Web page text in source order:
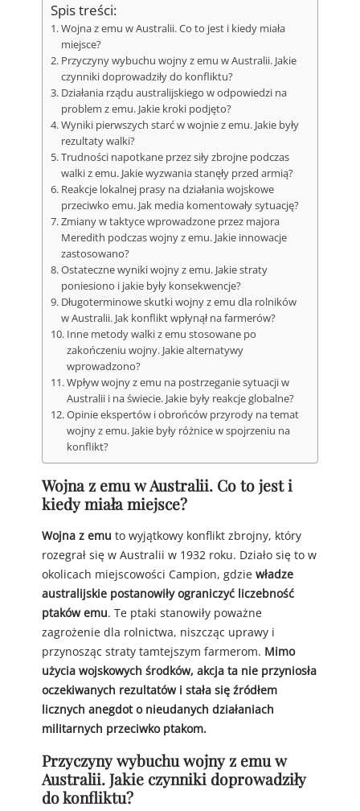
Spis treści:
Wojna z emu w Australii. Co to jest i kiedy miała
miejsce?
Przyczyny wybuchu wojny z emu w Australii. Jakie
czynniki doprowadziły do konfliktu?
Działania rządu australijskiego w odpowiedzi na
problem z emu. Jakie kroki podjęto?
Wyniki pierwszych starć w wojnie z emu. Jakie były
rezultaty walki?
Trudności napotkane przez siły zbrojne podczas
walki z emu. Jakie wyzwania stanęły przed armią?
Reakcje lokalnej prasy na działania wojskowe
przeciwko emu. Jak media komentowały sytuację?
Zmiany w taktyce wprowadzone przez majora
Meredith podczas wojny z emu. Jakie innowacje
zastosowano?
Ostateczne wyniki wojny z emu. Jakie straty
poniesiono i jakie były konsekwencje?
Długoterminowe skutki wojny z emu dla rolników
w Australii. Jak konflikt wpłynął na farmerów?
Inne metody walki z emu stosowane po
zakończeniu wojny. Jakie alternatywy
wprowadzono?
Wpływ wojny z emu na postrzeganie sytuacji w
Australii i na świecie. Jakie były reakcje globalne?
Opinie ekspertów i obrońców przyrody na temat
wojny z emu. Jakie były różnice w spojrzeniu na
konflikt?
Wojna z emu w Australii. Co to jest i
kiedy miała miejsce?
Wojna z emu to wyjątkowy konflikt zbrojny, który
rozegrał się w Australii w 1932 roku. Działo się to w
okolicach miejscowości Campion, gdzie władze
australijskie postanowiły ograniczyć liczebność
ptaków emu. Te ptaki stanowiły poważne
zagrożenie dla rolnictwa, niszcząc uprawy i
przynosząc straty tamtejszym farmerom. Mimo
użycia wojskowych środków, akcja ta nie przyniosła
oczekiwanych rezultatów i stała się źródłem
licznych anegdot o nieudanych działaniach
militarnych przeciwko ptakom.
Przyczyny wybuchu wojny z emu w
Australii. Jakie czynniki doprowadziły
do konfliktu?